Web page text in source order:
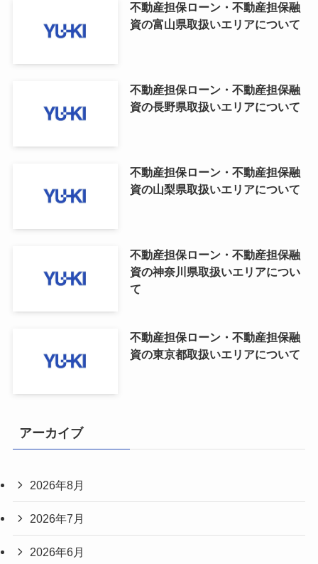
不動産担保ローン・不動産担保融
資の富山県取扱いエリアについて
不動産担保ローン・不動産担保融
資の長野県取扱いエリアについて
不動産担保ローン・不動産担保融
資の山梨県取扱いエリアについて
不動産担保ローン・不動産担保融
資の神奈川県取扱いエリアについ
て
不動産担保ローン・不動産担保融
資の東京都取扱いエリアについて
アーカイブ
2026年8月
2026年7月
2026年6月